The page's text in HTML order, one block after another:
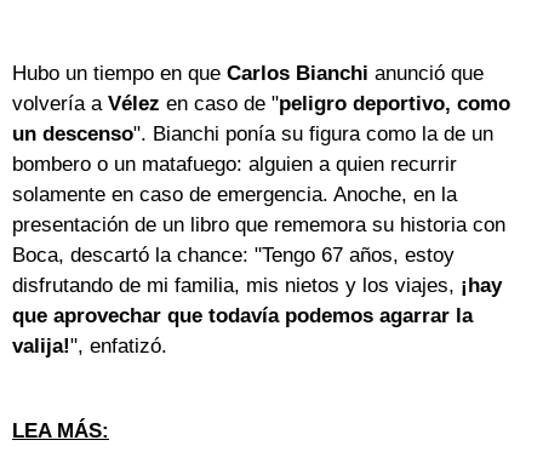
Hubo un tiempo en que Carlos Bianchi anunció que
volvería a Vélez en caso de "peligro deportivo, como
un descenso". Bianchi ponía su figura como la de un
bombero o un matafuego: alguien a quien recurrir
solamente en caso de emergencia. Anoche, en la
presentación de un libro que rememora su historia con
Boca, descartó la chance: "Tengo 67 años, estoy
disfrutando de mi familia, mis nietos y los viajes, ¡hay
que aprovechar que todavía podemos agarrar la
valija!", enfatizó.
LEA MÁS: